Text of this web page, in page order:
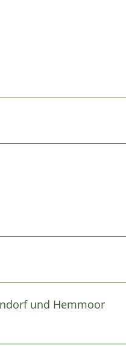
und Hemmoor